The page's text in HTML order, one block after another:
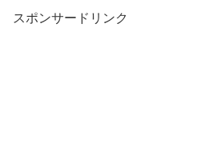
スポンサードリンク